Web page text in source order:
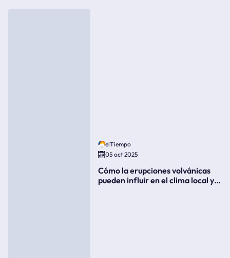
elTiempo
05 oct 2025
Cómo la erupciones volvánicas
pueden influir en el clima local y